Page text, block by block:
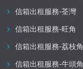
信箱出租服務-荃灣
信箱出租服務-旺角
信箱出租服務-荔枝角
信箱出租服務-牛頭角